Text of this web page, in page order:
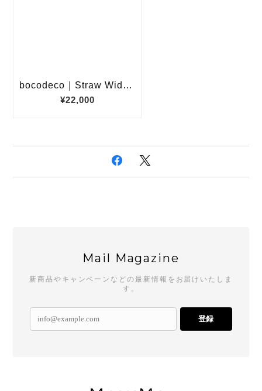
Mail Magazine
新商品やキャンペーンなどの最新情報をお届けいたしま
す。
登録